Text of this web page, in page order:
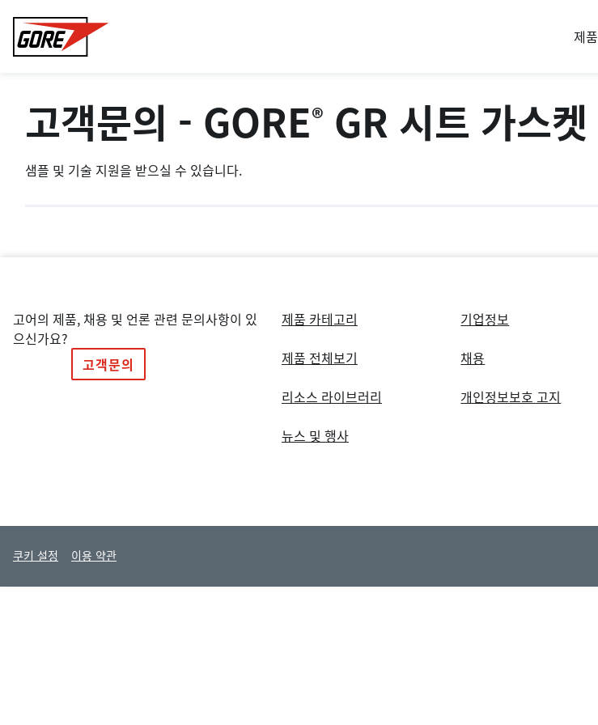
Gore
제품
고객문의 - GORE® GR 시트 가스켓
샘플 및 기술 지원을 받으실 수 있습니다.
고어의 제품, 채용 및 언론 관련 문의사항이 있
으신가요?
고객문의
제품 카테고리
제품 전체보기
리소스 라이브러리
뉴스 및 행사
기업정보
채용
개인정보보호 고지
쿠키 설정 이용 약관